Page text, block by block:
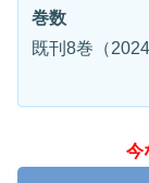
巻数
既刊8巻（
今